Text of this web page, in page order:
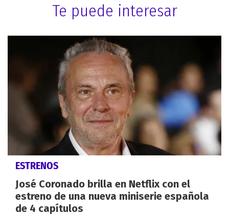
Te puede interesar
ESTRENOS
José Coronado brilla en Netflix con el
estreno de una nueva miniserie española
de 4 capítulos